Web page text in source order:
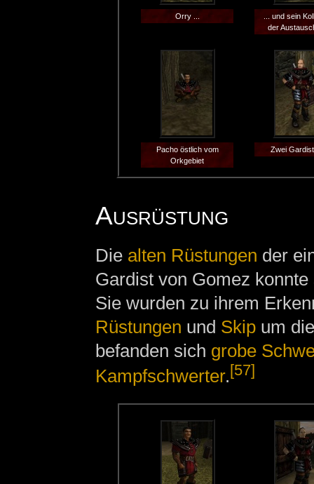
Orry ...
... und sein
der
Pacho östlich vom
Orkgebiet
Zwei
Ausrüstung
Die alten Rüstungen der
Gardist von Gomez
Sie wurden zu ihrem
Rüstungen und Skipum
befanden sich grobe
Kampfschwerter.[57]